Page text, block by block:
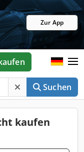
Zur App
Suchen
kaufen